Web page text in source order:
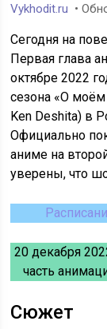
Vykhodit.ru •
Сегодня на
Первая глава
октябре 2022
сезона «О
Ken Deshita) в
Официально
аниме на
уверены, что
20 декабря
часть
Сюжет